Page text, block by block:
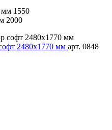
мм 1550
2000
2480х1770 мм арт. 0848